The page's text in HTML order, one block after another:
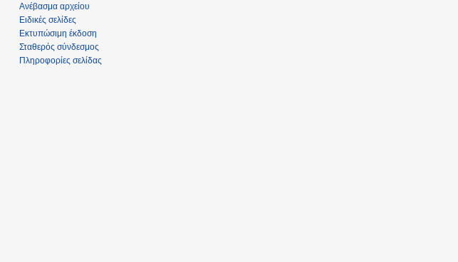
Ανέβασμα αρχείου
Ειδικές σελίδες
Εκτυπώσιμη έκδοση
Σταθερός σύνδεσμος
Πληροφορίες σελίδας